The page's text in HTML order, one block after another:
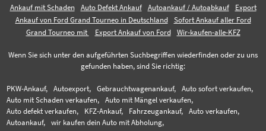
Ankauf mit Schaden
Auto Defekt Ankauf Autoankauf / Autoabkauf
Export
Ankauf von Ford Grand Tourneo in Deutschland
Sofort Ankauf aller Ford
Grand Tourneo mit
Export Ankauf von Ford Wir-kaufen-alle-KFZ
Wenn Sie sich unter den aufgeführten Suchbegriffen wiederfinden oder zu uns
gefunden haben, sind Sie richtig:
PKW-Ankauf, Autoexport, Gebrauchtwagenankauf,
Auto sofort verkaufen,
Auto mit Schaden verkaufen,
Auto mit Mängel verkaufen,
Auto defekt verkaufen,
KFZ-Ankauf, Fahrzeugankauf,
Auto verkaufen,
Autoankauf,
wir kaufen dein Auto mit Abholung,